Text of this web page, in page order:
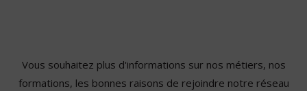
Vous souhaitez plus d'informations sur nos métiers, nos
formations, les bonnes raisons de rejoindre notre réseau